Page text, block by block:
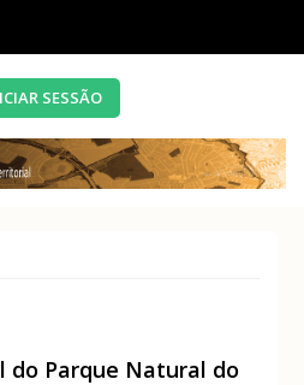
SESSÃO
do Parque Natural do